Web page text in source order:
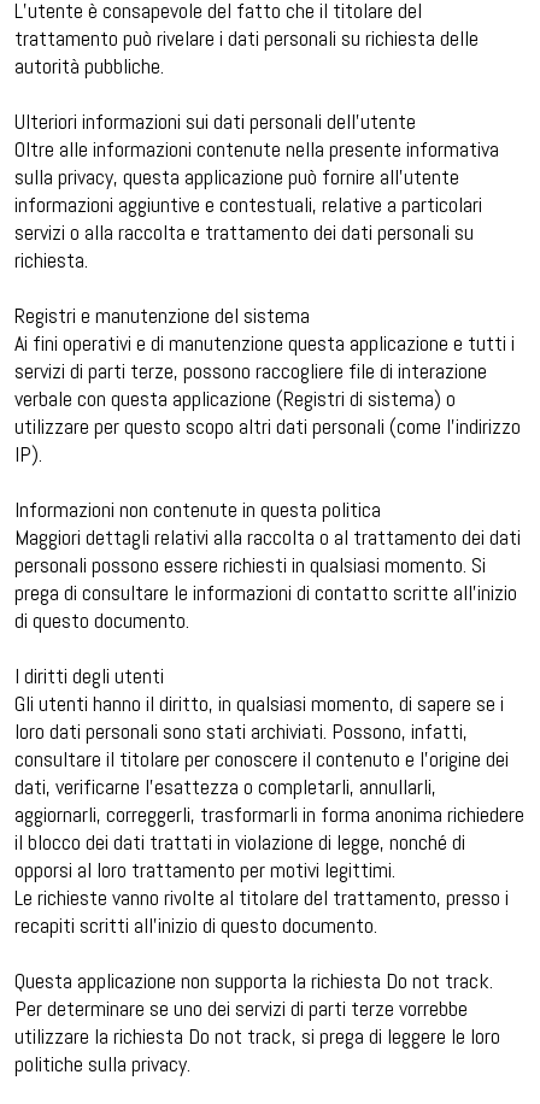
L’utente è consapevole del fatto che il titolare del
trattamento può rivelare i dati personali su richiesta delle
autorità pubbliche.
Ulteriori informazioni sui dati personali dell’utente
Oltre alle informazioni contenute nella presente informativa
sulla privacy, questa applicazione può fornire all’utente
informazioni aggiuntive e contestuali, relative a particolari
servizi o alla raccolta e trattamento dei dati personali su
richiesta.
Registri e manutenzione del sistema
Ai fini operativi e di manutenzione questa applicazione e tutti i
servizi di parti terze, possono raccogliere file di interazione
verbale con questa applicazione (Registri di sistema) o
utilizzare per questo scopo altri dati personali (come l’indirizzo
IP).
Informazioni non contenute in questa politica
Maggiori dettagli relativi alla raccolta o al trattamento dei dati
personali possono essere richiesti in qualsiasi momento. Si
prega di consultare le informazioni di contatto scritte all’inizio
di questo documento.
I diritti degli utenti
Gli utenti hanno il diritto, in qualsiasi momento, di sapere se i
loro dati personali sono stati archiviati. Possono, infatti,
consultare il titolare per conoscere il contenuto e l’origine dei
dati, verificarne l’esattezza o completarli, annullarli,
aggiornarli, correggerli, trasformarli in forma anonima richiedere
il blocco dei dati trattati in violazione di legge, nonché di
opporsi al loro trattamento per motivi legittimi.
Le richieste vanno rivolte al titolare del trattamento, presso i
recapiti scritti all’inizio di questo documento.
Questa applicazione non supporta la richiesta Do not track.
Per determinare se uno dei servizi di parti terze vorrebbe
utilizzare la richiesta Do not track, si prega di leggere le loro
politiche sulla privacy.